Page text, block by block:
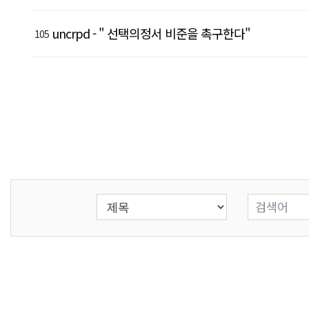
105 uncrpd - " 선택의정서 비준을 촉구한다"
검색 조건 선택 검색어 입력